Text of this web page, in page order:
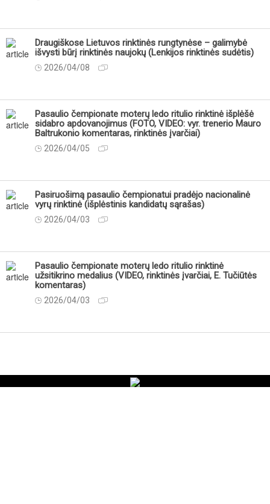
Draugiškose Lietuvos rinktinės rungtynėse – galimybė
išvysti būrį rinktinės naujokų (Lenkijos rinktinės sudėtis)
2026/04/08
Pasaulio čempionate moterų ledo ritulio rinktinė išplėšė
sidabro apdovanojimus (FOTO, VIDEO: vyr. trenerio Mauro
Baltrukonio komentaras, rinktinės įvarčiai)
2026/04/05
Pasiruošimą pasaulio čempionatui pradėjo nacionalinė
vyrų rinktinė (išplėstinis kandidatų sąrašas)
2026/04/03
Pasaulio čempionate moterų ledo ritulio rinktinė
užsitikrino medalius (VIDEO, rinktinės įvarčiai, E. Tučiūtės
komentaras)
2026/04/03